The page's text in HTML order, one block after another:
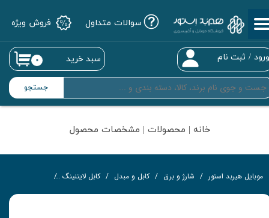
جستجو
/ ثبت نام
حساب کاربری من
تغییر گذر واژه
سفارشات
خروج از حساب کاربری
۰ سبد خرید
سوالات متداول فروش ویژه
خانه | محصولات | مشخصات محصول
موبایل هیربد استور شارژ و برق کابل و مبدل کابل لایتنینگ